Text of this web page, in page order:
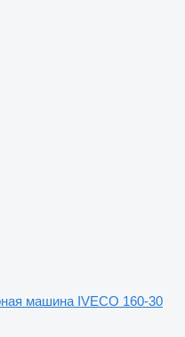
машина IVECO 160-30